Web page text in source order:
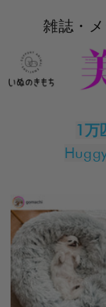
雑誌・
1万